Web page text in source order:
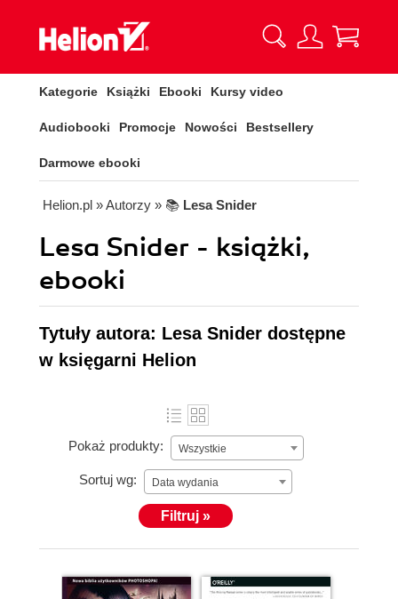
Kategorie Książki Ebooki Kursy video
Audiobooki Promocje Nowości Bestsellery
Darmowe ebooki
Helion.pl » Autorzy » 📚 Lesa Snider
Lesa Snider - książki,
ebooki
Tytuły autora: Lesa Snider dostępne
w księgarni Helion
Pokaż produkty: Wszystkie
Sortuj wg: Data wydania
Filtruj »